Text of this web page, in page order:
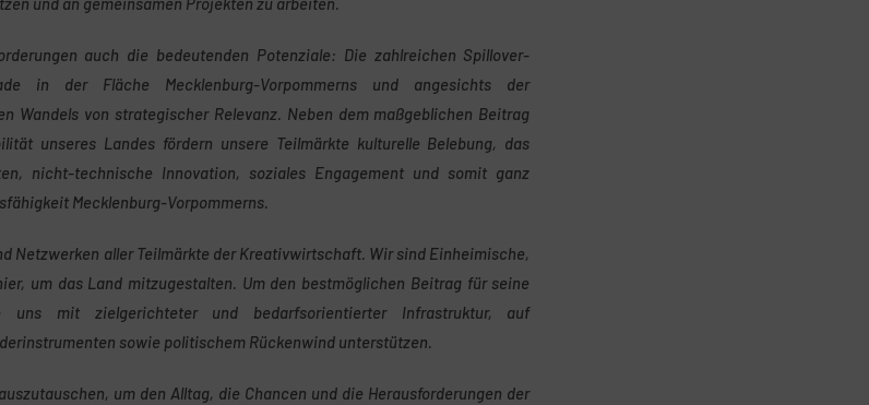
auch die bedeutenden Potenziale: Die zahlreichen Spillover-
in der Fläche Mecklenburg-Vorpommerns und angesichts der
Wandels von strategischer Relevanz. Neben dem maßgeblichen Beitrag
unseres Landes fördern unsere Teilmärkte kulturelle Belebung, das
nicht-technische Innovation, soziales Engagement und somit ganz
Mecklenburg-Vorpommerns.
Netzwerken aller Teilmärkte der Kreativwirtschaft. Wir sind Einheimische,
um das Land mitzugestalten. Um den bestmöglichen Beitrag für seine
mit zielgerichteter und bedarfsorientierter Infrastruktur, auf
sowie politischem Rückenwind unterstützen.
um den Alltag, die Chancen und die Herausforderungen der